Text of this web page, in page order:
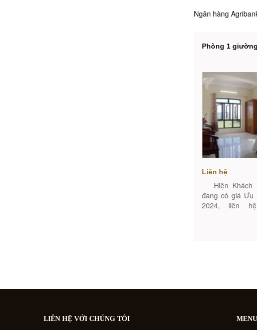
Ngân hàng
Phòng 1
Liên hệ
Hiện Khách
đang có giá Ưu
2024, liên
LIÊN HỆ VỚI CHÚNG TÔI MENU